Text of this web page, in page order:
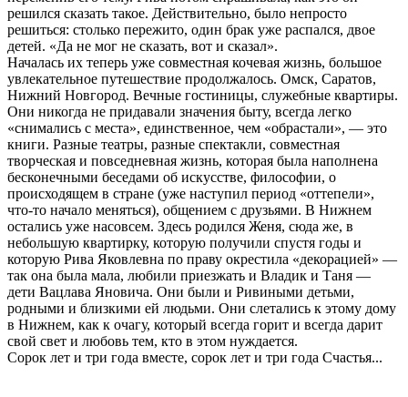
решился сказать такое. Действительно, было непросто
решиться: столько пережито, один брак уже распался, двое
детей. «Да не мог не сказать, вот и сказал».
Началась их теперь уже совместная кочевая жизнь, большое
увлекательное путешествие продолжалось. Омск, Саратов,
Нижний Новгород. Вечные гостиницы, служебные квартиры.
Они никогда не придавали значения быту, всегда легко
«снимались с места», единственное, чем «обрастали», — это
книги. Разные театры, разные спектакли, совместная
творческая и повседневная жизнь, которая была наполнена
бесконечными беседами об искусстве, философии, о
происходящем в стране (уже наступил период «оттепели»,
что-то начало меняться), общением с друзьями. В Нижнем
остались уже насовсем. Здесь родился Женя, сюда же, в
небольшую квартирку, которую получили спустя годы и
которую Рива Яковлевна по праву окрестила «декорацией» —
так она была мала, любили приезжать и Владик и Таня —
дети Вацлава Яновича. Они были и Ривиными детьми,
родными и близкими ей людьми. Они слетались к этому дому
в Нижнем, как к очагу, который всегда горит и всегда дарит
свой свет и любовь тем, кто в этом нуждается.
Сорок лет и три года вместе, сорок лет и три года Счастья...